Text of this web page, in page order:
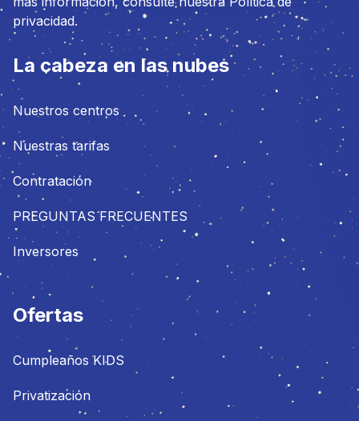
privacidad.
La cabeza en las nubes
Nuestros centros
Nuestras tarifas
Contratación
PREGUNTAS FRECUENTES
Inversores
Ofertas
Cumpleaños KIDS
Privatización